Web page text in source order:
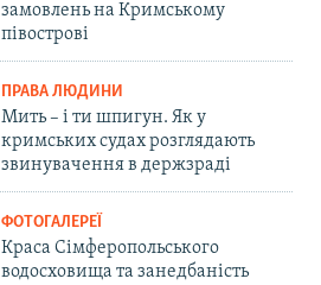
замовлень на Кримському
півострові
ПРАВА ЛЮДИНИ
Мить – і ти шпигун. Як у
кримських судах розглядають
звинувачення в держзраді
ФОТОГАЛЕРЕЇ
Краса Сімферопольського
водосховища та занедбаність